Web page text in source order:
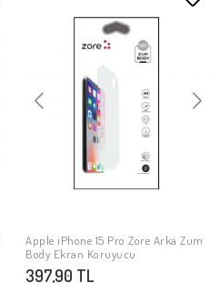
SEPETE EKLE
Apple iPhone 15 Pro Zore Arka Zum
Body Ekran Koruyucu
397,90 TL